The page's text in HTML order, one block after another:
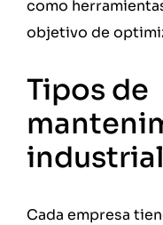
como
objetivo de
Tipos de
industrial
Cada empresa